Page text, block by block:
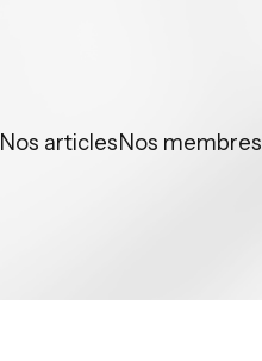
Nos articlesNos membres